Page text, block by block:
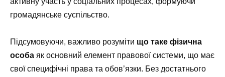
громадянське суспільство.
Підсумовуючи, важливо розуміти що таке фізична
особа як основний елемент правової системи, що має
свої специфічні права та обов’язки. Без достатнього